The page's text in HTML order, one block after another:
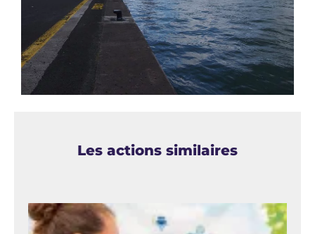
Les actions similaires